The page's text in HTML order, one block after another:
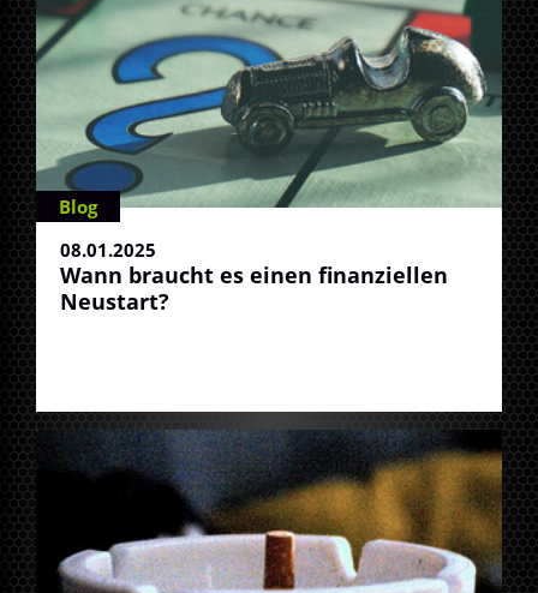
Blog
08.01.2025
Wann braucht es einen finanziellen
Neustart?